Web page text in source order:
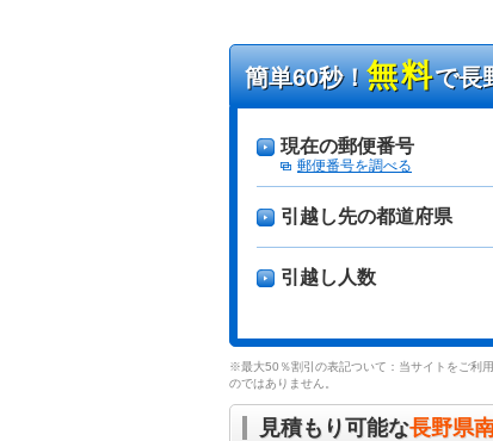
簡単60秒！無料で長
現在の郵便番号
郵便番号を調べる
引越し先の都道府県
引越し人数
※最大50％割引の表記ついて：当サイトをご利
のではありません。
見積もり可能な長野県